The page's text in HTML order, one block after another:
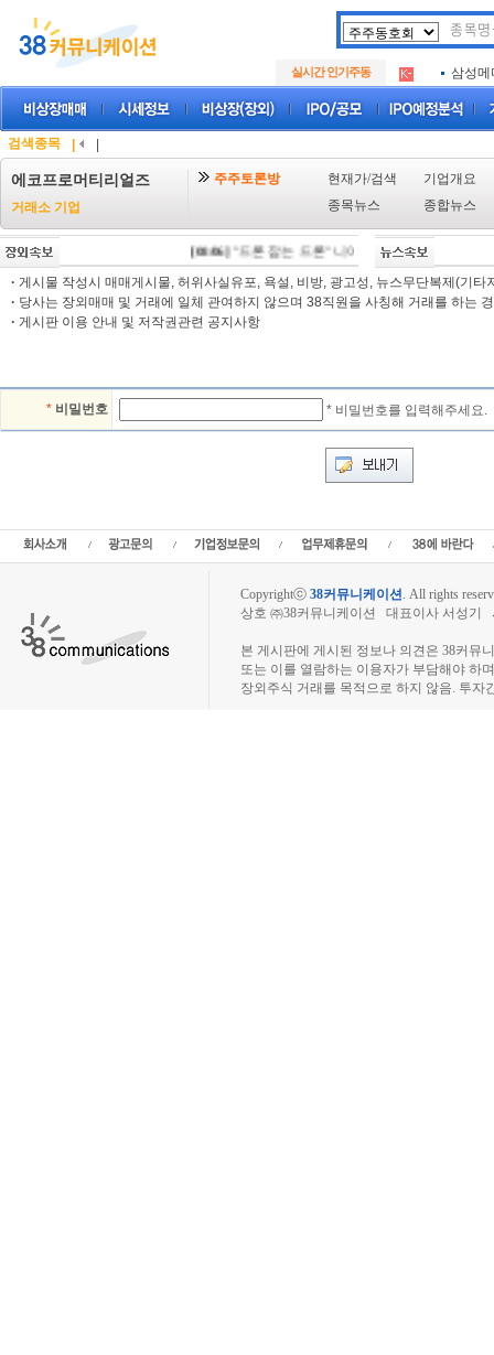
실시간 인기주동
.
아크로
삼성메
.
아크로
.
아하
검색종목
에코프로머티리얼즈
거래소 기업
주주토론방 현재가/검색
기업개요
종목뉴스
종합뉴스
[08/06]"드론 잡는 드론" 니어스랩, IPO 시동 "2029년
· 게시물 작성시 매매게시물, 허위사실유포, 욕설, 비방, 광고성, 뉴스무단복제(기타
· 당사는 장외매매 및 거래에 일체 관여하지 않으며 38직원을 사칭해 거래를 하는
· 게시판 이용 안내 및 저작권관련 공지사항
* 비밀번호 * 비밀번호를 입력해주세요.
Copyrightⓒ 38커뮤니케이션. All rights
상호 ㈜38커뮤니케이션 대표이사 서성기
본 게시판에 게시된 정보나 의견은 38커뮤
또는 이를 열람하는 이용자가 부담해야 하
장외주식 거래를 목적으로 하지 않음. 투